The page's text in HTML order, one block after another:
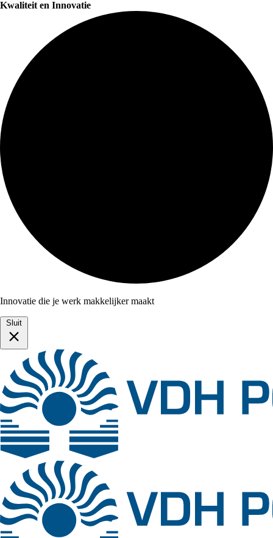
Kwaliteit en Innovatie
Innovatie die je werk makkelijker maakt
Sluit